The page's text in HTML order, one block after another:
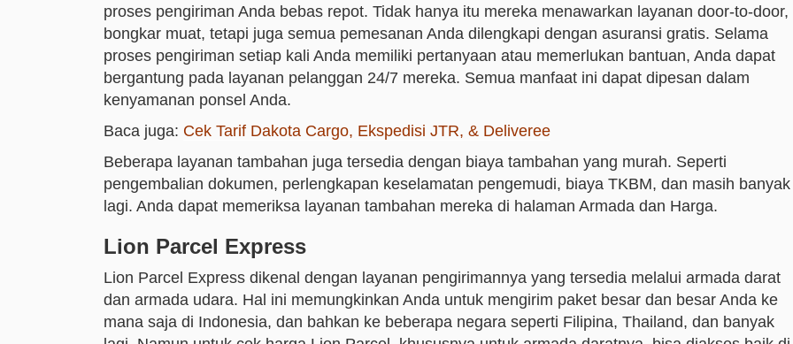
proses pengiriman Anda bebas repot. Tidak hanya itu mereka menawarkan layanan door-to-door,
bongkar muat, tetapi juga semua pemesanan Anda dilengkapi dengan asuransi gratis. Selama
proses pengiriman setiap kali Anda memiliki pertanyaan atau memerlukan bantuan, Anda dapat
bergantung pada layanan pelanggan 24/7 mereka. Semua manfaat ini dapat dipesan dalam
kenyamanan ponsel Anda.
Baca juga: Cek Tarif Dakota Cargo, Ekspedisi JTR, & Deliveree
Beberapa layanan tambahan juga tersedia dengan biaya tambahan yang murah. Seperti
pengembalian dokumen, perlengkapan keselamatan pengemudi, biaya TKBM, dan masih banyak
lagi. Anda dapat memeriksa layanan tambahan mereka di halaman Armada dan Harga.
Lion Parcel Express
Lion Parcel Express dikenal dengan layanan pengirimannya yang tersedia melalui armada darat
dan armada udara. Hal ini memungkinkan Anda untuk mengirim paket besar dan besar Anda ke
mana saja di Indonesia, dan bahkan ke beberapa negara seperti Filipina, Thailand, dan banyak